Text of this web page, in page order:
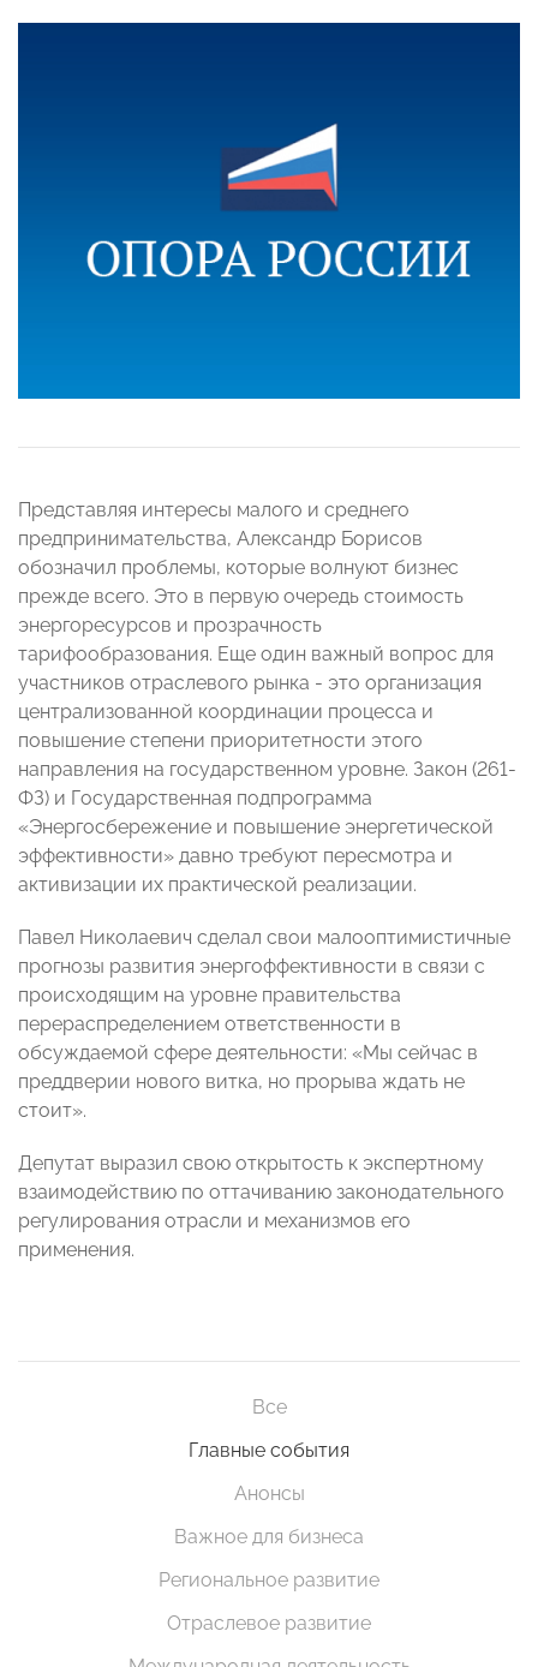
Представляя интересы малого и среднего
предпринимательства, Александр Борисов
обозначил проблемы, которые волнуют бизнес
прежде всего. Это в первую очередь стоимость
энергоресурсов и прозрачность
тарифообразования. Еще один важный вопрос для
участников отраслевого рынка - это организация
централизованной координации процесса и
повышение степени приоритетности этого
направления на государственном уровне. Закон (261-
ФЗ) и Государственная подпрограмма
«Энергосбережение и повышение энергетической
эффективности» давно требуют пересмотра и
активизации их практической реализации.
Павел Николаевич сделал свои малооптимистичные
прогнозы развития энергоффективности в связи с
происходящим на уровне правительства
перераспределением ответственности в
обсуждаемой сфере деятельности: «Мы сейчас в
преддверии нового витка, но прорыва ждать не
стоит».
Депутат выразил свою открытость к экспертному
взаимодействию по оттачиванию законодательного
регулирования отрасли и механизмов его
применения.
Все
Главные события
Анонсы
Важное для бизнеса
Региональное развитие
Отраслевое развитие